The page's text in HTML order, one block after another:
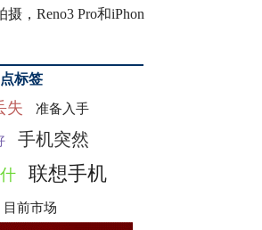
，Reno3 Pro和iPhon
标签
失 准备入手
手机突然
联想手机
目前市场